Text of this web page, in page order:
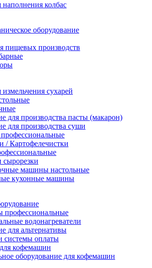
колбас
оборудование
пищевых производств
сухарей
для производства пасты (макарон)
для производства суши
/ Картофелечистки
машины настольные
кухонные машины
водонагреватели
для альтернативы
системы оплаты
кофемашин
оборудование для кофемашин